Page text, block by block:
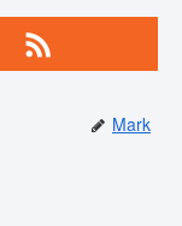
Mark